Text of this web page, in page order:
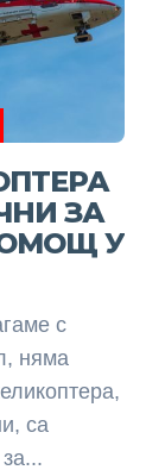
ЗА
У
с
няма
са